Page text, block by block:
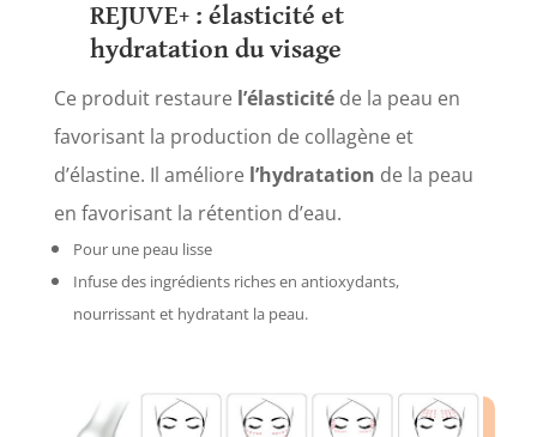
REJUVE+ : élasticité et
hydratation du visage
Ce produit restaure l’élasticitéde la peau en
favorisant la production de collagène et
d’élastine. Il améliore l’hydratation de la peau
en favorisant la rétention d’eau.
Pour une peau lisse
Infuse des ingrédients riches en antioxydants,
nourrissant et hydratant la peau.